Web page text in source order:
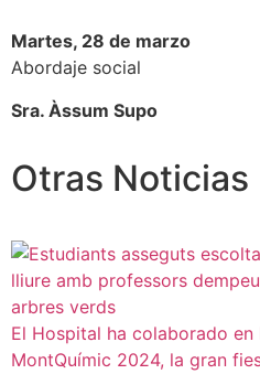
Martes, 28 de marzo
Abordaje social
Sra. Àssum Supo
Otras Noticias
El Hospital ha colaborado
MontQuímic 2024, la gran